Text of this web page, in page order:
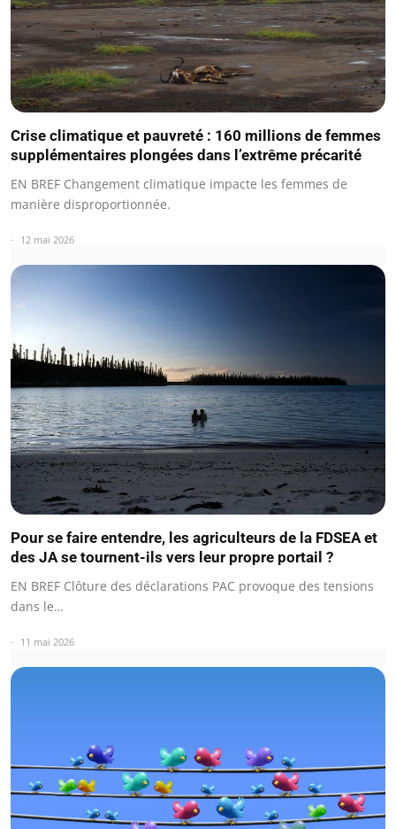
Crise climatique et pauvreté : 160 millions de femmes
supplémentaires plongées dans l’extrême précarité
EN BREF Changement climatique impacte les femmes de
manière disproportionnée.
12 mai 2026
Pour se faire entendre, les agriculteurs de la FDSEA et
des JA se tournent-ils vers leur propre portail ?
EN BREF Clôture des déclarations PAC provoque des tensions
dans le…
11 mai 2026